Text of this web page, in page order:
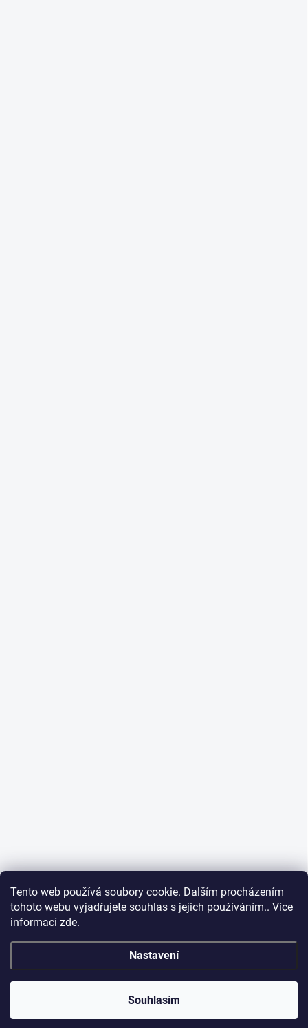
Tento web používá soubory cookie. Dalším procházením
tohoto webu vyjadřujete souhlas s jejich používáním.. Více
informací zde.
Nastavení
Souhlasím